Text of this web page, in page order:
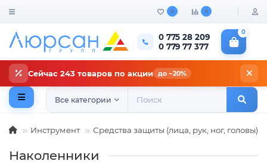
0 0
0 775 28 209
0 779 77 377
0
Сейчас 243 товаров по акции до −20%
Все категории
Инструмент Средства защиты (лица, рук, ног, головы)
Наколенники